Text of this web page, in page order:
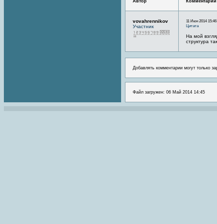
Автор Комментарий
vovahrennikov
Участник
11 Июн 2014 15:46
Цитата
На мой
структура
Добавлять комментарии могут только
Файл загружен: 06 Май 2014 14:45